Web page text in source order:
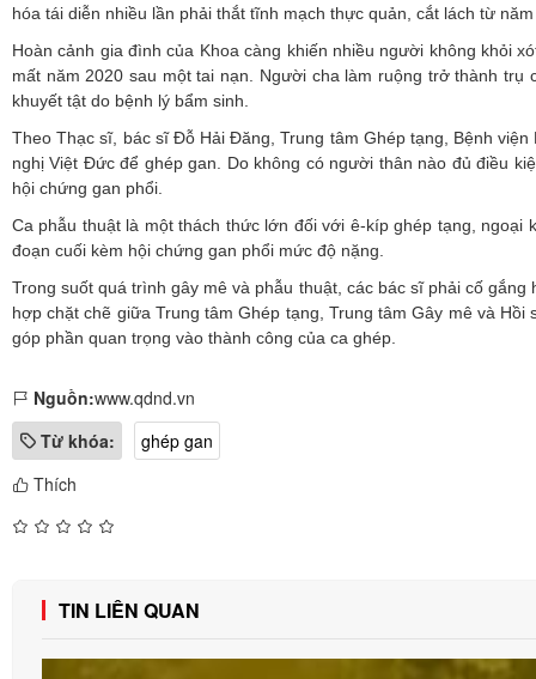
hóa tái diễn nhiều lần phải thắt tĩnh mạch thực quản, cắt lách từ
Hoàn cảnh gia đình của Khoa càng khiến nhiều người không khỏi
mất năm 2020 sau một tai nạn. Người cha làm ruộng trở thành
khuyết tật do bệnh lý bẩm sinh.
Theo Thạc sĩ, bác sĩ Đỗ Hải Đăng, Trung tâm Ghép tạng, Bệnh
nghị Việt Đức để ghép gan. Do không có người thân nào đủ điều
hội chứng gan phổi.
Ca phẫu thuật là một thách thức lớn đối với ê-kíp ghép tạng,
đoạn cuối kèm hội chứng gan phổi mức độ nặng.
Trong suốt quá trình gây mê và phẫu thuật, các bác sĩ phải cố
hợp chặt chẽ giữa Trung tâm Ghép tạng, Trung tâm Gây mê và
góp phần quan trọng vào thành công của ca ghép.
Nguồn:www.qdnd.vn
Từ khóa:
ghép gan
Thích
TIN LIÊN QUAN